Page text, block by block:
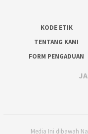
KODE ETIK
TENTANG KAMI
FORM PENGADUAN
Media Ini dibawah